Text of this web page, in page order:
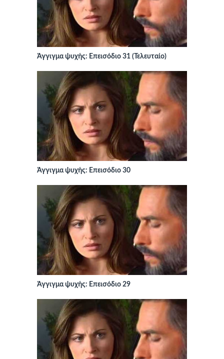
Άγγιγμα ψυχής: Επεισόδιο 31 (Τελευταίο)
Άγγιγμα ψυχής: Επεισόδιο 30
Άγγιγμα ψυχής: Επεισόδιο 29